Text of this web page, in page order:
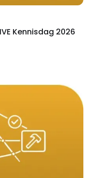
Kennisdag 2026